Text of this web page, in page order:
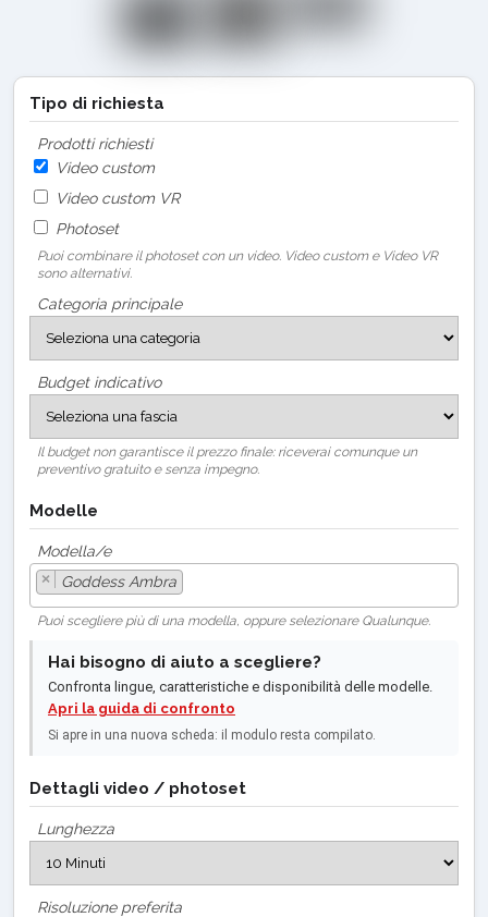
Tipo di richiesta
Prodotti richiesti
Video custom
Video custom VR
Photoset
Puoi combinare il photoset con un video. Video custom e Video VR
sono alternativi.
Categoria principale
Budget indicativo
Il budget non garantisce il prezzo finale: riceverai comunque un
preventivo gratuito e senza impegno.
Modelle
Modella/e
×
Goddess Ambra
Puoi scegliere più di una modella, oppure selezionare Qualunque.
Hai bisogno di aiuto a scegliere?
Confronta lingue, caratteristiche e disponibilità delle modelle.
Apri la guida di confronto
Si apre in una nuova scheda: il modulo resta compilato.
Dettagli video / photoset
Lunghezza
Risoluzione preferita